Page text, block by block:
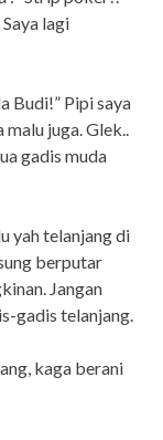
lagi
Budi!” Pipi saya
juga. Glek..
gadis muda
yah telanjang di
berputar
Jangan
gadis telanjang.
kaga berani